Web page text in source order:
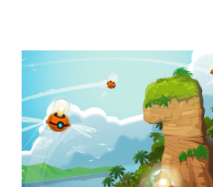
ppa:photoflare/photoflare-
photoflare